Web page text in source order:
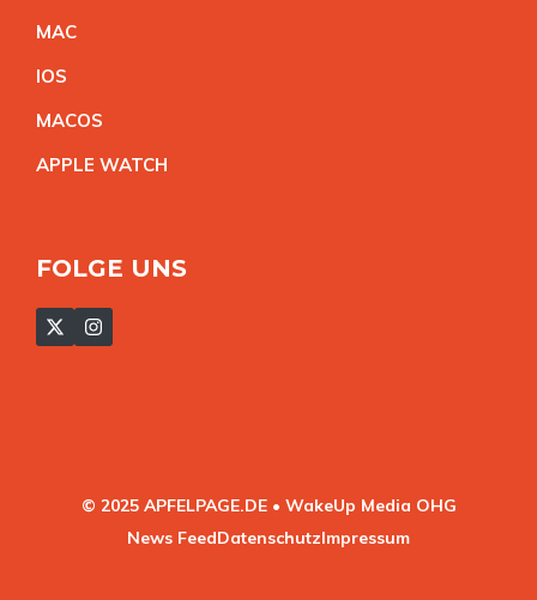
MAC
IOS
MACOS
APPLE WATCH
FOLGE UNS
© 2025 APFELPAGE.DE • WakeUp Media OHG
News FeedDatenschutzImpressum